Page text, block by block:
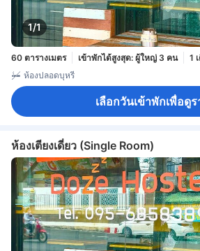
1/1
60 ตารางเมตร เข้าพักได้สูงสุด: ผู้ใหญ่ 3 คน
1
ห้องปลอดบุหรี่
เลือกวันเข้าพักเพื่อดู
ห้องเตียงเดี่ยว (Single Room)